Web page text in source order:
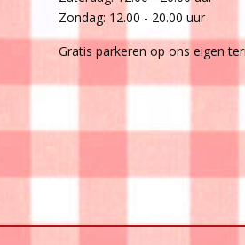
Zondag: 12.00 - 20.00 uur
Gratis parkeren op ons eigen